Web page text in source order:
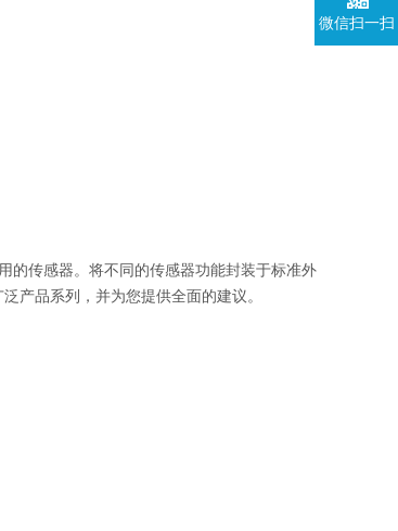
的传感器。将不同的传感器功能封装于标准外
产品系列，并为您提供全面的建议。
微信扫一扫